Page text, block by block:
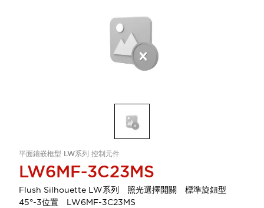
平面鑲嵌框型 LW系列 控制元件
LW6MF-3C23MS
Flush Silhouette LW系列 照光選擇開關 標準旋鈕型
45°-3位置 LW6MF-3C23MS